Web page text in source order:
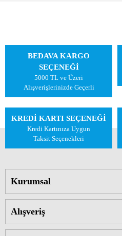
BEDAVA KARGO
SEÇENEĞİ
5000 TL ve Üzeri
Alışverişlerinizde Geçerli
KREDİ KARTI SEÇENEĞİ
Kredi Kartınıza Uygun
Taksit Seçenekleri
Kurumsal
Alışveriş